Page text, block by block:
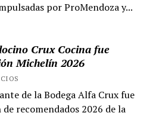
por ProMendoza y...
Crux Cocina fue
Michelín 2026
de la Bodega Alfa Crux fue
recomendados 2026 de la